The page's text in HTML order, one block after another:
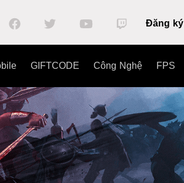
Đăng ký
GIFTCODE Công Nghệ FPS